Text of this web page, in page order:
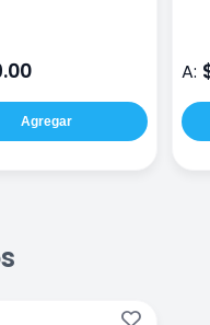
Agregar
A: